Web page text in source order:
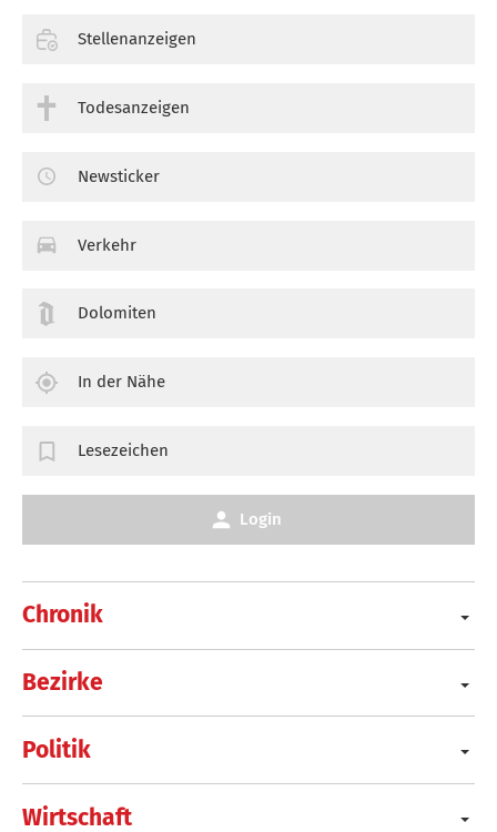
Chronik
Bezirke
Politik
Wirtschaft
Stellenanzeigen
Todesanzeigen
Newsticker
Verkehr
Dolomiten
In der Nähe
Lesezeichen
Login